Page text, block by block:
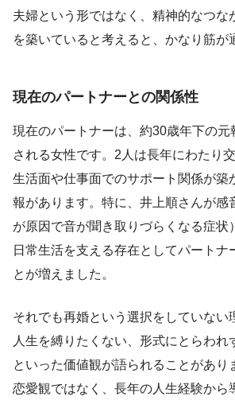
夫婦という形ではなく、精神的なつな
を築いていると考えると、かなり筋が
現在のパートナーとの関係性
現在のパートナーは、約30歳年下の元
される女性です。2人は長年にわたり
生活面や仕事面でのサポート関係が築
報があります。特に、井上順さんが感
が原因で音が聞き取りづらくなる症状
日常生活を支える存在としてパートナ
とが増えました。
それでも再婚という選択をしていない
人生を縛りたくない、形式にとらわれ
といった価値観が語られることがあり
恋愛観ではなく、長年の人生経験から